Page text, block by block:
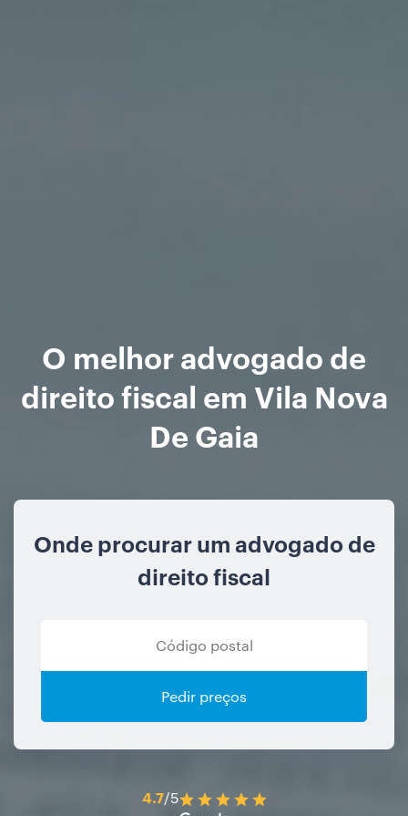
O melhor advogado de
direito fiscal em Vila Nova
De Gaia
Onde procurar um advogado de
direito fiscal
Pedir preços
4.7/5